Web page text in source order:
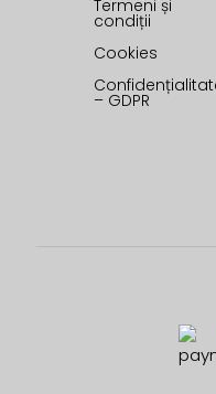
Termeni și
condiții
Cookies
– GDPR